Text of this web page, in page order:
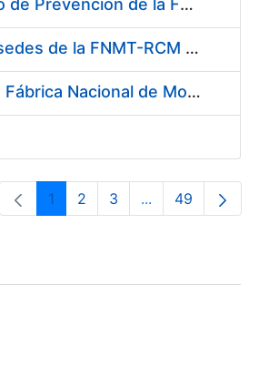
Servicio de Calibración y Verificación Externa de los Equipos de Medición del Servicio de Prevención de la FNMT-RCM
Conexión mediante Fibra Óptica de los Centros de Proceso de Datos (CPDs) de las sedes de la FNMT-RCM de Burgos y Madrid
Contratación de acuerdo marco para el Suministro de Material de Electricidad para la Fábrica Nacional de Moneda y Timbre-Real Casa de la Moneda en su centro de trabajo de Burgos
Pàgina
1 Pàgina
2 Pàgina
3 ...PàginesPàgina
49